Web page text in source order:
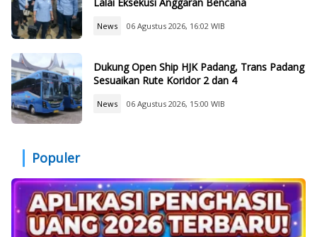
News 06 Agustus 2026, 16:02 WIB
Dukung Open Ship HJK Padang, Trans Padang
Sesuaikan Rute Koridor 2 dan 4
News 06 Agustus 2026, 15:00 WIB
Populer